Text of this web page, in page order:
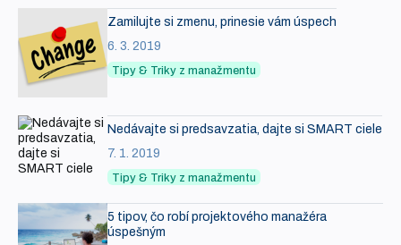
Zamilujte si zmenu, prinesie vám úspech
6. 3. 2019
Tipy & Triky z manažmentu
Nedávajte si predsavzatia, dajte si SMART ciele
7. 1. 2019
Tipy & Triky z manažmentu
5 tipov, čo robí projektového manažéra
úspešným